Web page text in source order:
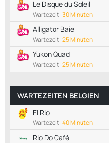
Le Disque du Soleil
Wartezeit:30 Minuten
Alligator Baie
Wartezeit:25 Minuten
Yukon Quad
Wartezeit:25 Minuten
WARTEZEITEN BELGIEN
El Rio
Wartezeit:40 Minuten
Rio Do Café